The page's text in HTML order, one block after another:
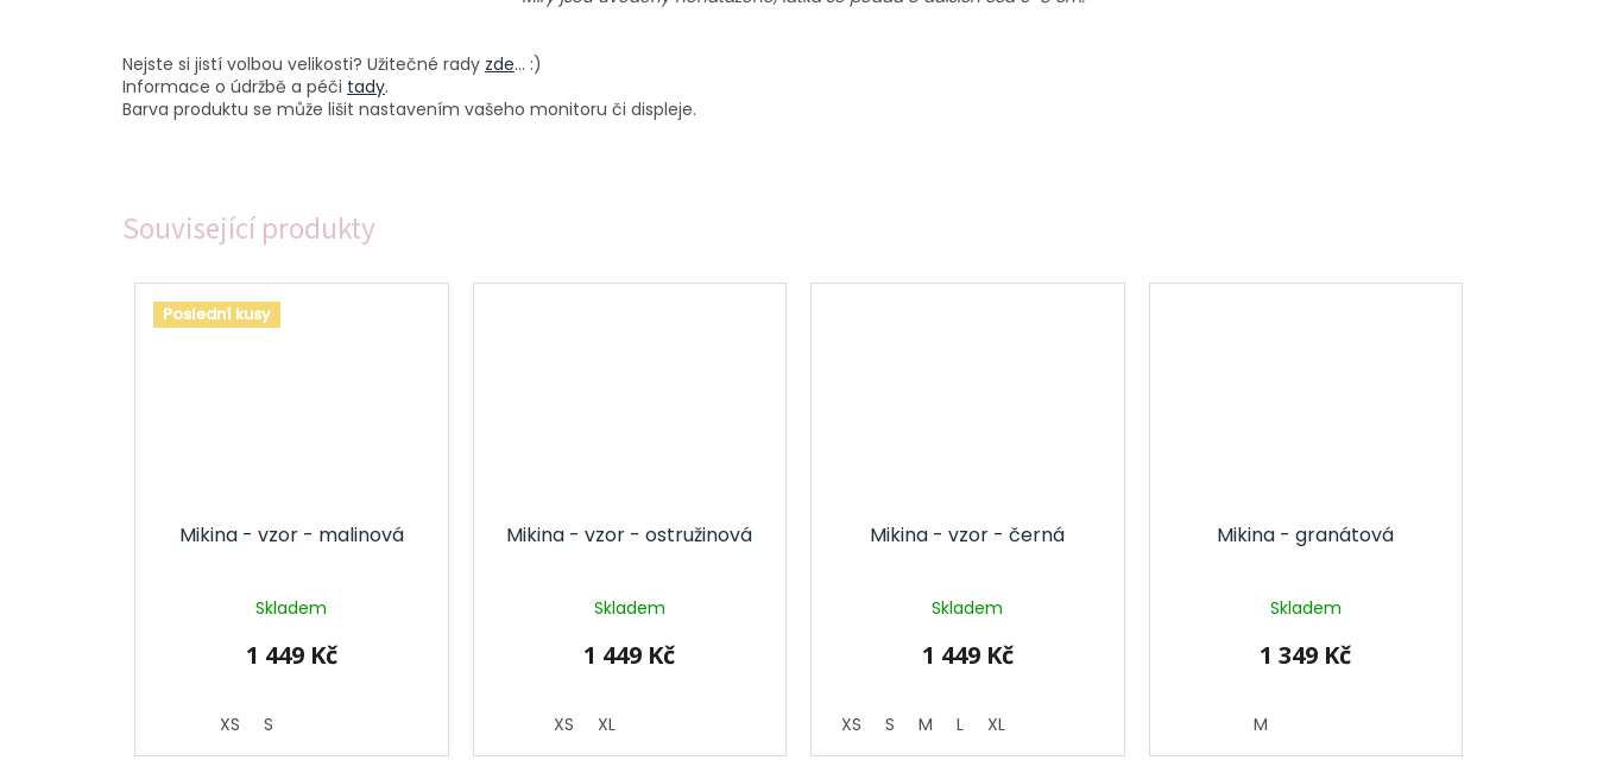
Související produkty
Poslední kusy
Mikina - vzor - malinová
Skladem
1 449 Kč
XS S
Mikina - vzor - ostružinová
Skladem
1 449 Kč
XS XL
Mikina - vzor - černá
Skladem
1 449 Kč
XS S M L XL
Mikina - granátová
Skladem
1 349 Kč
M
Nejste si jistí volbou velikosti? Užitečné rady zde... :)
Informace o údržbě a péči tady.
Barva produktu se může lišit nastavením vašeho monitoru či displeje.